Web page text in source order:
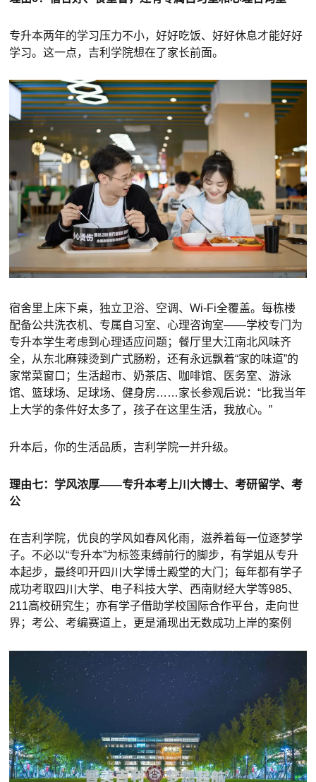
专升本两年的学习压力不小，好好吃饭、好好休息才能好好
学习。这一点，吉利学院想在了家长前面。
宿舍里上床下桌，独立卫浴、空调、Wi-Fi全覆盖。每栋楼
配备公共洗衣机、专属自习室、心理咨询室——学校专门为
专升本学生考虑到心理适应问题；餐厅里大江南北风味齐
全，从东北麻辣烫到广式肠粉，还有永远飘着“家的味道”的
家常菜窗口；生活超市、奶茶店、咖啡馆、医务室、游泳
馆、篮球场、足球场、健身房……家长参观后说：“比我当年
上大学的条件好太多了，孩子在这里生活，我放心。”
升本后，你的生活品质，吉利学院一并升级。
理由七：学风浓厚——专升本考上川大博士、考研留学、考
公
在吉利学院，优良的学风如春风化雨，滋养着每一位逐梦学
子。不必以“专升本”为标签束缚前行的脚步，有学姐从专升
本起步，最终叩开四川大学博士殿堂的大门；每年都有学子
成功考取四川大学、电子科技大学、西南财经大学等985、
211高校研究生；亦有学子借助学校国际合作平台，走向世
界；考公、考编赛道上，更是涌现出无数成功上岸的案例